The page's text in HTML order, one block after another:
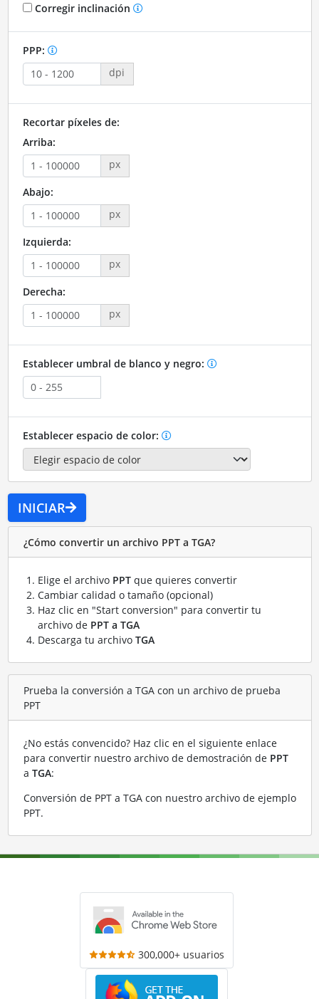
Corregir inclinación
PPP:
dpi
Recortar píxeles de:
Arriba:
px
Abajo:
px
Izquierda:
px
Derecha:
px
Establecer umbral de blanco y negro:
Establecer espacio de color:
INICIAR
¿Cómo convertir un archivo PPT a TGA?
Elige el archivo PPTque quieres convertir
Cambiar calidad o tamaño (opcional)
Haz clic en "Start conversion" para convertir tu
archivo de PPT a TGA
Descarga tu archivo TGA
Prueba la conversión a TGA con un archivo de prueba
PPT
¿No estás convencido? Haz clic en el siguiente enlace
para convertir nuestro archivo de demostración de PPT
a TGA:
Conversión de PPT a TGA con nuestro archivo de ejemplo
PPT.
300,000+ usuarios